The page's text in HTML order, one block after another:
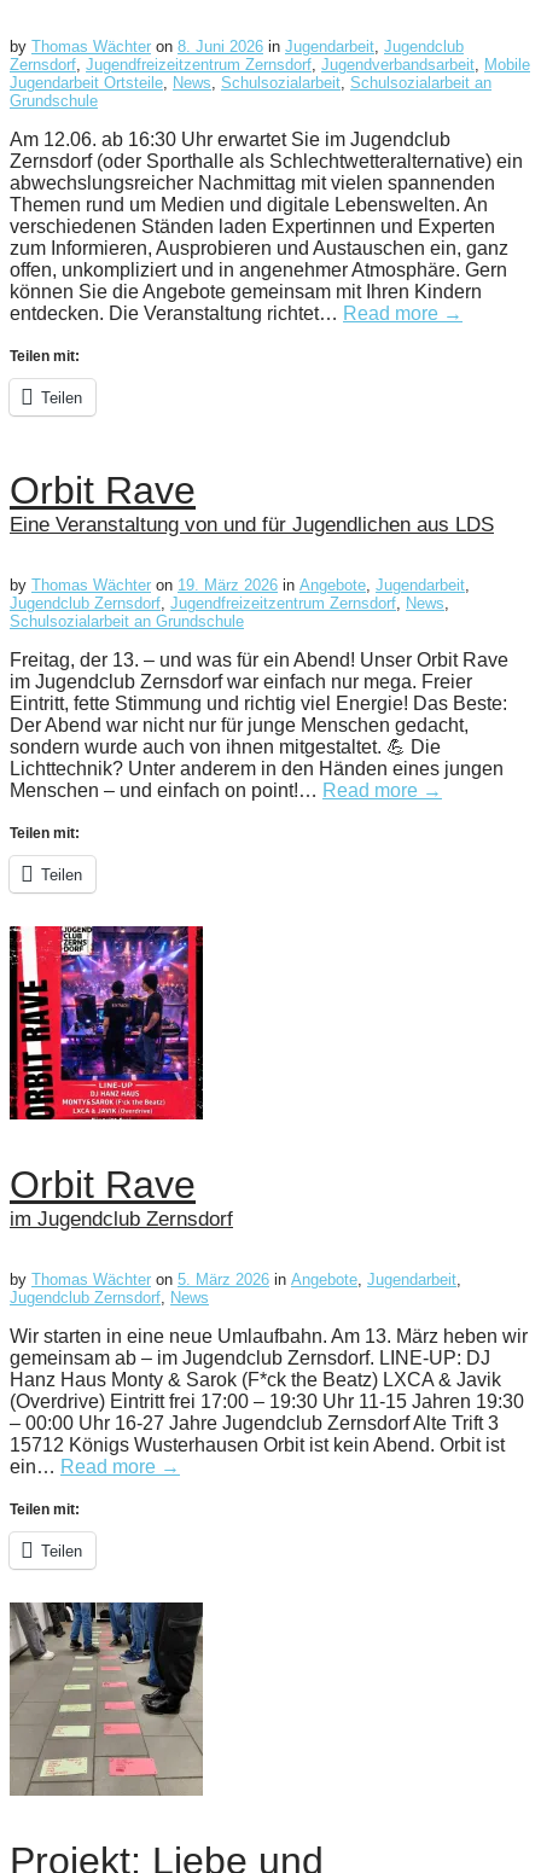
by Thomas Wächter on 8. Juni 2026 in Jugendarbeit, Jugendclub
Zernsdorf, Jugendfreizeitzentrum Zernsdorf, Jugendverbandsarbeit, Mobile
Jugendarbeit Ortsteile, News, Schulsozialarbeit, Schulsozialarbeit an
Grundschule
Am 12.06. ab 16:30 Uhr erwartet Sie im Jugendclub
Zernsdorf (oder Sporthalle als Schlechtwetteralternative) ein
abwechslungsreicher Nachmittag mit vielen spannenden
Themen rund um Medien und digitale Lebenswelten. An
verschiedenen Ständen laden Expertinnen und Experten
zum Informieren, Ausprobieren und Austauschen ein, ganz
offen, unkompliziert und in angenehmer Atmosphäre. Gern
können Sie die Angebote gemeinsam mit Ihren Kindern
entdecken. Die Veranstaltung richtet… Read more →
Teilen mit:
Teilen
Orbit Rave
Eine Veranstaltung von und für Jugendlichen aus LDS
by Thomas Wächter on 19. März 2026 in Angebote, Jugendarbeit,
Jugendclub Zernsdorf, Jugendfreizeitzentrum Zernsdorf, News,
Schulsozialarbeit an Grundschule
Freitag, der 13. – und was für ein Abend! Unser Orbit Rave
im Jugendclub Zernsdorf war einfach nur mega. Freier
Eintritt, fette Stimmung und richtig viel Energie! Das Beste:
Der Abend war nicht nur für junge Menschen gedacht,
sondern wurde auch von ihnen mitgestaltet. 💪 Die
Lichttechnik? Unter anderem in den Händen eines jungen
Menschen – und einfach on point!… Read more →
Teilen mit:
Teilen
Orbit Rave
im Jugendclub Zernsdorf
by Thomas Wächter on 5. März 2026 in Angebote, Jugendarbeit,
Jugendclub Zernsdorf, News
Wir starten in eine neue Umlaufbahn. Am 13. März heben wir
gemeinsam ab – im Jugendclub Zernsdorf. LINE-UP: DJ
Hanz Haus Monty & Sarok (F*ck the Beatz) LXCA & Javik
(Overdrive) Eintritt frei 17:00 – 19:30 Uhr 11-15 Jahren 19:30
– 00:00 Uhr 16-27 Jahre Jugendclub Zernsdorf Alte Trift 3
15712 Königs Wusterhausen Orbit ist kein Abend. Orbit ist
ein… Read more →
Teilen mit:
Teilen
Projekt: Liebe und